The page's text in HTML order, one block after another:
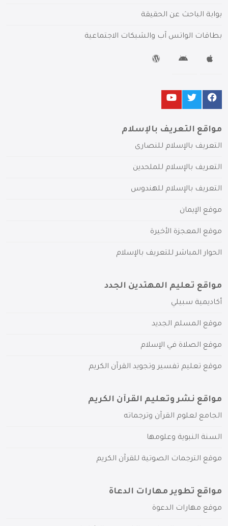
بوابة الباحث عن الحقيقة
بطاقات الواتس آب والشبكات الاجتماعية
مواقع التعريف بالإسلام
التعريف بالإسلام للنصارى
التعريف بالإسلام للملحدين
التعريف بالإسلام للهندوس
موقع الإيمان
موقع المعجزة الأخيرة
الحوار المباشر للتعريف بالإسلام
مواقع تعليم المهتدين الجدد
أكاديمية سبيلي
موقع المسلم الجديد
موقع الصلاة في الإسلام
موقع تعليم تفسير وتجويد القرآن الكريم
مواقع نشر وتعليم القرآن الكريم
الجامع لعلوم القرآن وترجماته
السنة النبوية وعلومها
موقع الترجمات الصوتية للقرآن الكريم
مواقع تطوير مهارات الدعاة
موقع مهارات الدعوة